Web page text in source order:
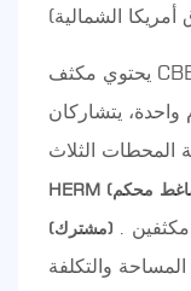
يحتوي مكثف CBB65 ثنائي التشغيل على عنصرين
يتشاركان
الثلاث
HERM (ضاغط محكم)، FAN (محرك مروحة مكثف)، وCOM
(مشترك) . يعمل هذا على دمج ما يمكن أن يكون مكثفين
والتكلفة